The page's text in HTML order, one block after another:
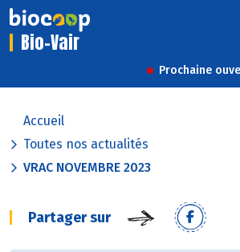
Bio-Vair
Prochaine
Accueil
Toutes nos actualités
VRAC NOVEMBRE 2023
Partager sur